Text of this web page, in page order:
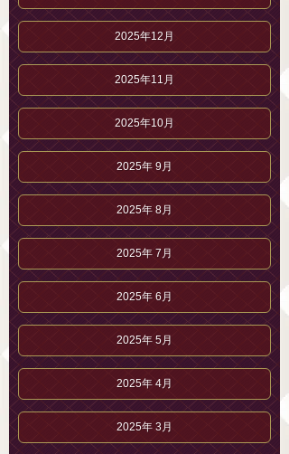
2025年12月
2025年11月
2025年10月
2025年 9月
2025年 8月
2025年 7月
2025年 6月
2025年 5月
2025年 4月
2025年 3月